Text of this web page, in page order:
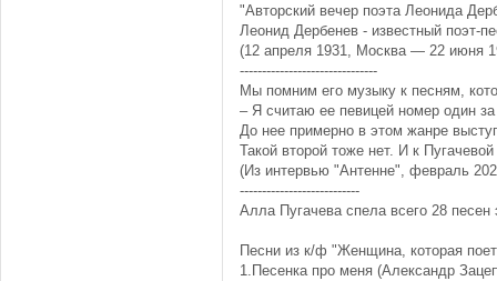
"Авторский вечер поэта Леонида
Леонид Дербенев - известный поэт-
(12 апреля 1931, Москва — 22 июня
-------------------------------
Мы помним его музыку к песням,
– Я считаю ее певицей номер один
До нее примерно в этом жанре
Такой второй тоже нет. И к
(Из интервью "Антенне", февраль
---------------------------
Алла Пугачева спела всего 28 песен
Песни из к/ф "Женщина, которая
1.Песенка про меня (Александр